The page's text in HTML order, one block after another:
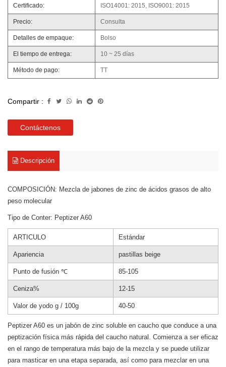
Certificado: ISO14001: 2015, ISO9001: 2015
Precio: Consulta
Detalles de empaque: Bolso
El tiempo de entrega: 10 ~ 25 días
Método de pago: TT
Compartir :
Contáctenos
Descripción
COMPOSICIÓN: Mezcla de jabones de zinc de ácidos grasos de alto
peso molecular
Tipo de Conter: Peptizer A60
ARTICULO Estándar
Apariencia pastillas beige
Punto de fusión ℃ 85-105
Ceniza% 12-15
Valor de yodo g / 100g 40-50
Peptizer A60 es un jabón de zinc soluble en caucho que conduce a una
peptización física más rápida del caucho natural. Comienza a ser eficaz
en el rango de temperatura más bajo de la mezcla y se puede utilizar
para masticar en una etapa separada, así como para mezclar en una